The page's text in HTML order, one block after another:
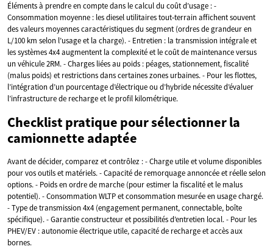
Éléments à prendre en compte dans le calcul du coût d’usage : -
Consommation moyenne : les diesel utilitaires tout‑terrain affichent souvent
des valeurs moyennes caractéristiques du segment (ordres de grandeur en
L/100 km selon l’usage et la charge). - Entretien : la transmission intégrale et
les systèmes 4x4 augmentent la complexité et le coût de maintenance versus
un véhicule 2RM. - Charges liées au poids : péages, stationnement, fiscalité
(malus poids) et restrictions dans certaines zones urbaines. - Pour les flottes,
l’intégration d’un pourcentage d’électrique ou d’hybride nécessite d’évaluer
l’infrastructure de recharge et le profil kilométrique.
Checklist pratique pour sélectionner la
camionnette adaptée
Avant de décider, comparez et contrôlez : - Charge utile et volume disponibles
pour vos outils et matériels. - Capacité de remorquage annoncée et réelle selon
options. - Poids en ordre de marche (pour estimer la fiscalité et le malus
potentiel). - Consommation WLTP et consommation mesurée en usage chargé.
- Type de transmission 4x4 (engagement permanent, connectable, boîte
spécifique). - Garantie constructeur et possibilités d’entretien local. - Pour les
PHEV/EV : autonomie électrique utile, capacité de recharge et accès aux
bornes.